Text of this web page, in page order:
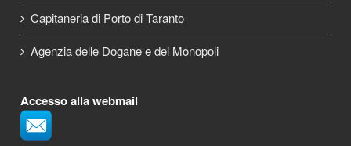
Capitaneria di Porto di Taranto
Agenzia delle Dogane e dei Monopoli
Accesso alla webmail